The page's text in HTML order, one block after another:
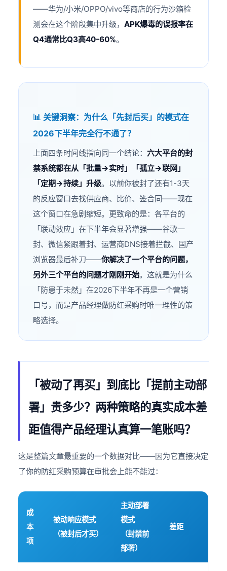
——华为/小米/OPPO/vivo等商店的行为沙箱检
测会在这个阶段集中升级，APK爆毒的误报率在
Q4通常比Q3高40-60%。
📊 关键洞察：为什么「先封后买」的模式在
2026下半年完全行不通了？
上面四条时间线指向同一个结论：六大平台的封
禁系统都在从「批量→实时」「孤立→联网」
「定期→持续」升级。以前你被封了还有1-3天
的反应窗口去找供应商、比价、签合同——现在
这个窗口在急剧缩短。更致命的是：各平台的
「联动效应」在下半年会显著增强——谷歌一
封、微信紧跟着封、运营商DNS接着拦截、国产
浏览器最后补刀——你解决了一个平台的问题，
另外三个平台的问题才刚刚开始。这就是为什么
「防患于未然」在2026下半年不再是一个营销
口号，而是产品经理做防红采购时唯一理性的策
略选择。
「被动了再买」到底比「提前主动部
署」贵多少？两种策略的真实成本差
距值得产品经理认真算一笔账吗？
这是整篇文章最重要的一个数据对比——因为它直接决定
了你的防红采购预算在审批会上能不能过：
成
本
项
被动响应模式
（被封后才买）
主动部署
模式
（封禁前
部署）
差距